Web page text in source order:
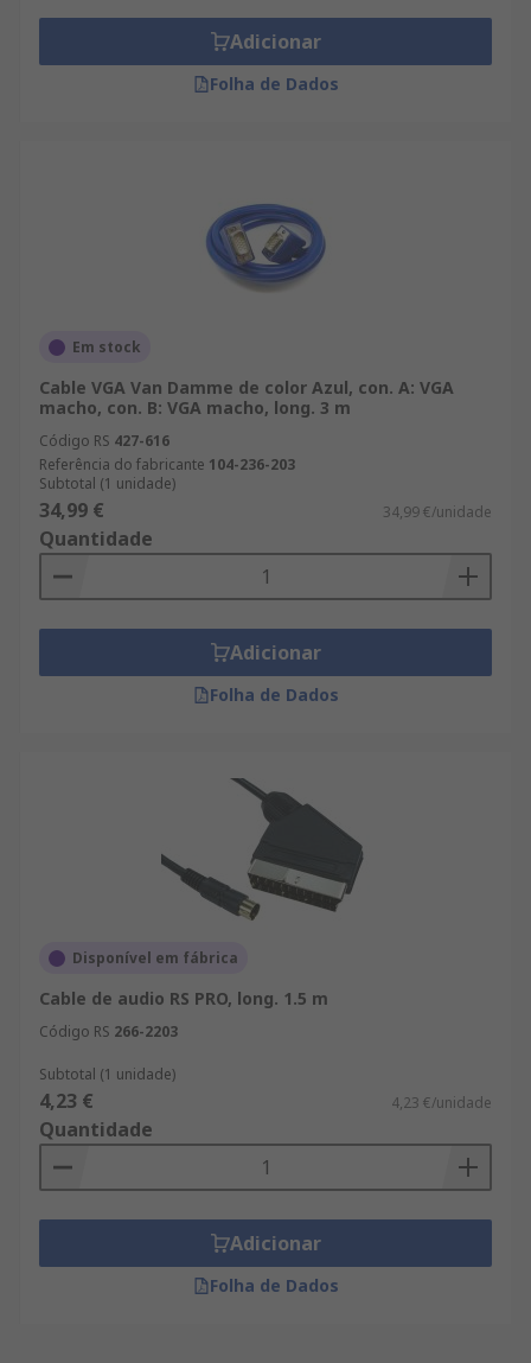
Adicionar
Folha de Dados
Em stock
Cable VGA Van Damme de color Azul, con. A: VGA
macho, con. B: VGA macho, long. 3 m
Código RS 427-616
Referência do fabricante 104-236-203
Subtotal (1 unidade)
34,99 € 34,99 €/unidade
Quantidade
Adicionar
Folha de Dados
Disponível em fábrica
Cable de audio RS PRO, long. 1.5 m
Código RS 266-2203
Subtotal (1 unidade)
4,23 € 4,23 €/unidade
Quantidade
Adicionar
Folha de Dados